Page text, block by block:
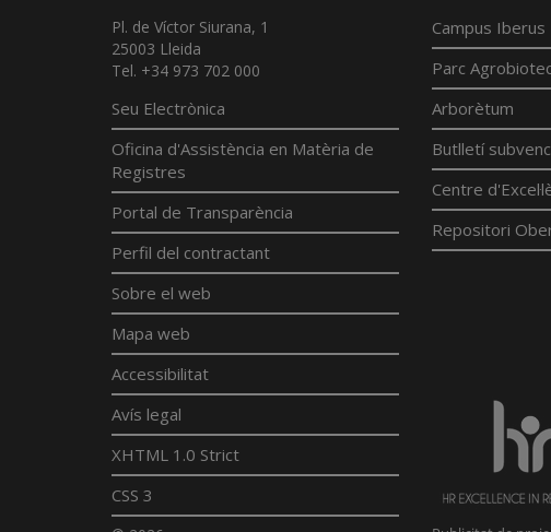
Pl. de Víctor Siurana, 1
25003 Lleida
Tel. +34 973 702 000
Seu Electrònica
Oficina d'Assistència en Matèria de
Registres
Portal de Transparència
Perfil del contractant
Sobre el web
Mapa web
Accessibilitat
Avís legal
XHTML 1.0 Strict
CSS 3
Campus Iberus
Parc
Arborètum
Butlletí
Centre
Repositori